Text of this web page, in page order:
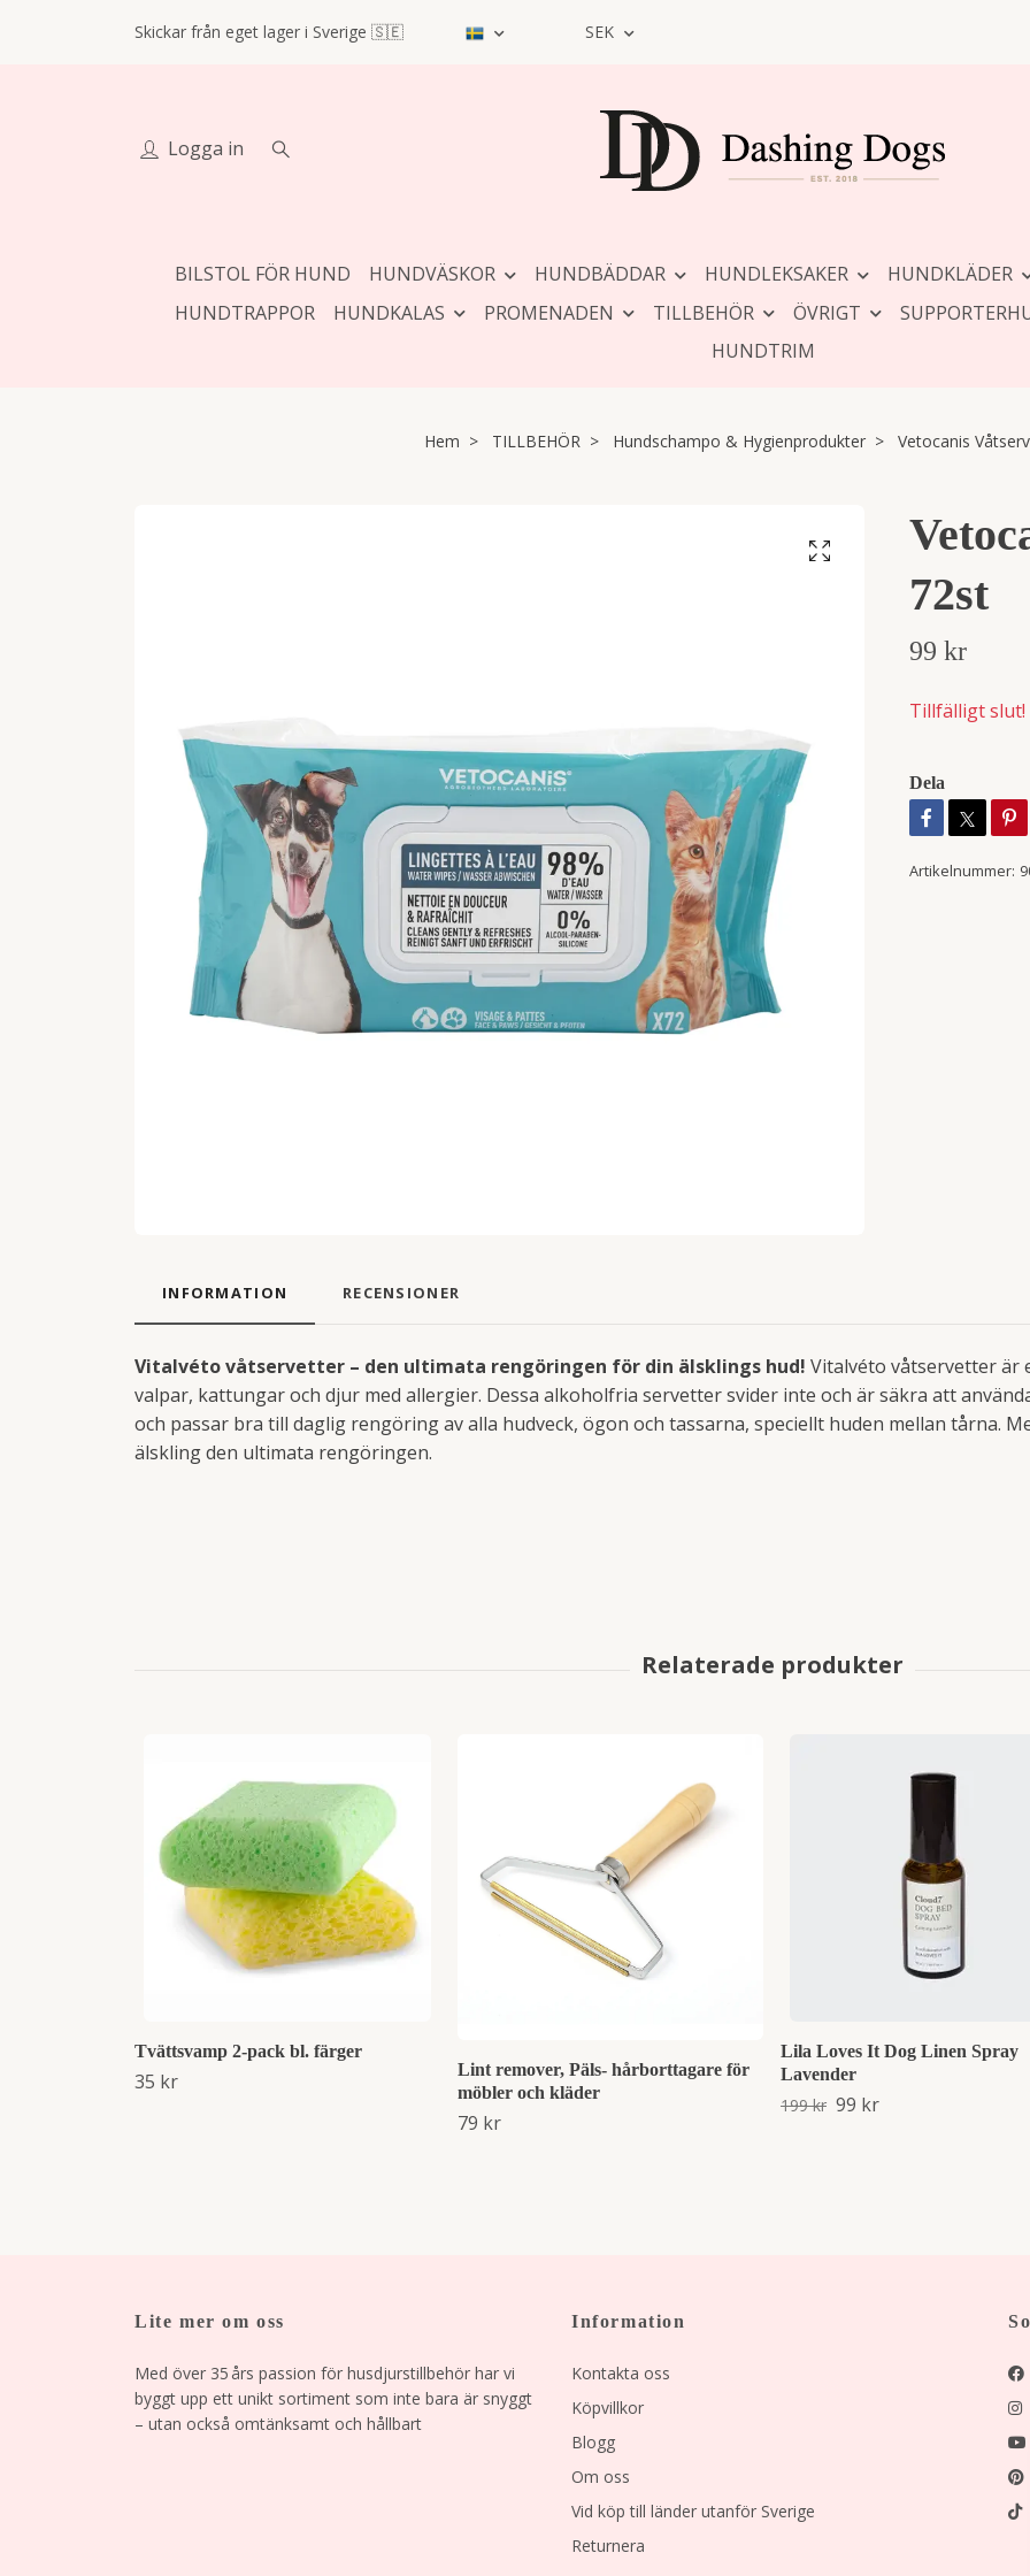
Skickar från eget lager i Sverige 🇸🇪 SEK
Logga in
BILSTOL FÖR HUND HUNDVÄSKOR HUNDBÄDDAR HUNDLEKSAKER HUNDKLÄDER
HUNDTRAPPOR
HUNDKALAS PROMENADEN TILLBEHÖR ÖVRIGT
HUNDTRIM
Hem TILLBEHÖR Hundschampo & Hygienprodukter Vetocanis
72st
99 kr
Tillfälligt slut!
Dela
Artikelnummer:
INFORMATION RECENSIONER
Vitalvéto våtservetter – den ultimata rengöringen för din älsklings hud! Vitalvéto våtservetter är
valpar, kattungar och djur med allergier. Dessa alkoholfria servetter svider inte och är säkra att
och passar bra till daglig rengöring av alla hudveck, ögon och tassarna, speciellt huden mellan tårna.
älskling den ultimata rengöringen.
Tvättsvamp 2-pack bl. färger
35 kr
Lint remover, Päls- hårborttagare för
möbler och kläder
79 kr
Lila Loves It Dog Linen Spray
Lavender
199 kr 99 kr
Lite mer om oss
Med över 35 års passion för husdjurstillbehör har vi
byggt upp ett unikt sortiment som inte bara är snyggt
– utan också omtänksamt och hållbart
Information
Kontakta oss
Köpvillkor
Blogg
Om oss
Vid köp till länder utanför Sverige
Returnera